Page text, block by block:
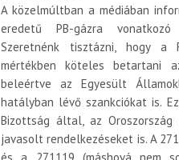
A közelmúltban a médiában
eredetű PB-gázra vonatkozó
Szeretnénk tisztázni, hogy a
mértékben köteles betartani
beleértve az Egyesült
hatályban lévő szankciókat is.
Bizottság által, az Oroszország
javasolt rendelkezéseket is. A
és a 271119 (máshová nem